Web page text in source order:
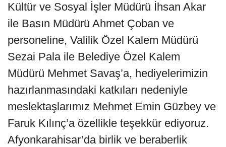
Kültür ve Sosyal İşler Müdürü İhsan Akar
ile Basın Müdürü Ahmet Çoban ve
personeline, Valilik Özel Kalem Müdürü
Sezai Pala ile Belediye Özel Kalem
Müdürü Mehmet Savaş’a, hediyelerimizin
hazırlanmasındaki katkıları nedeniyle
meslektaşlarımız Mehmet Emin Güzbey ve
Faruk Kılınç’a özellikle teşekkür ediyoruz.
Afyonkarahisar’da birlik ve beraberlik